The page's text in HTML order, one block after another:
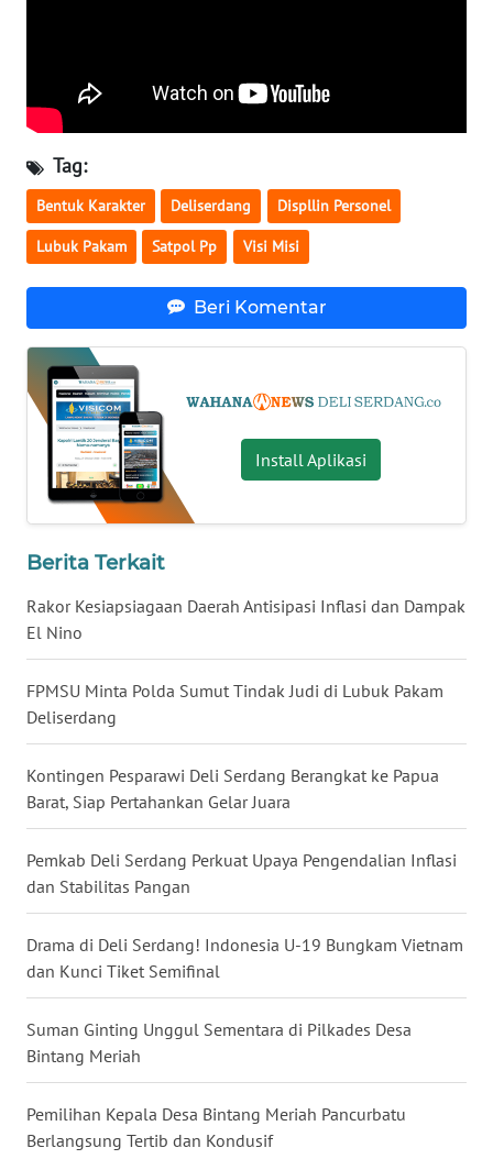
Tag:
Bentuk Karakter Deliserdang Displlin Personel
Lubuk Pakam Satpol Pp Visi Misi
Beri Komentar
Install Aplikasi
Berita Terkait
Rakor Kesiapsiagaan Daerah Antisipasi Inflasi dan Dampak
El Nino
FPMSU Minta Polda Sumut Tindak Judi di Lubuk Pakam
Deliserdang
Kontingen Pesparawi Deli Serdang Berangkat ke Papua
Barat, Siap Pertahankan Gelar Juara
Pemkab Deli Serdang Perkuat Upaya Pengendalian Inflasi
dan Stabilitas Pangan
Drama di Deli Serdang! Indonesia U-19 Bungkam Vietnam
dan Kunci Tiket Semifinal
Suman Ginting Unggul Sementara di Pilkades Desa
Bintang Meriah
Pemilihan Kepala Desa Bintang Meriah Pancurbatu
Berlangsung Tertib dan Kondusif
WN
WN
KALTIM
WN
WN
GORONTALO
WN
SULUT
WN
MALUKU
WN
MALUT
WN
DAIRI
WN
DANAU
WN
WN
LANGKAT
WN
TAPANULI
SELATAN
WN